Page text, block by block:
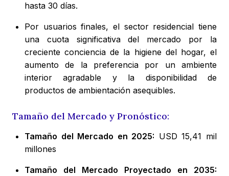
hasta 30 días.
Por usuarios finales, el sector residencial tiene
una cuota significativa del mercado por la
creciente conciencia de la higiene del hogar, el
aumento de la preferencia por un ambiente
interior agradable y la disponibilidad de
productos de ambientación asequibles.
Tamaño del Mercado y Pronóstico:
Tamaño del Mercado en 2025: USD 15,41 mil
millones
Tamaño del Mercado Proyectado en 2035: